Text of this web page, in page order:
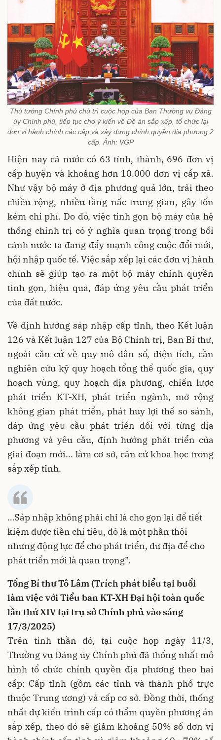
Thủ tướng Chính phủ chủ trì cuộc họp của Ban Thường vụ Đảng
ủy Chính phủ, tiếp tục cho ý kiến về Đề án sắp xếp, tổ chức lại
đơn vị hành chính các cấp và xây dựng chính quyền địa phương 2
cấp. Ảnh: VGP
Hiện nay cả nước có 63 tỉnh, thành, 696 đơn vị
cấp huyện và khoảng hơn 10.000 đơn vị cấp xã.
Như vậy bộ máy ở địa phương quá lớn, trải theo
chiều rộng, nhiều tầng nấc trung gian, gây tốn
kém chi phí. Do đó, việc tinh gọn bộ máy của hệ
thống chính trị có ý nghĩa quan trọng trong bối
cảnh nước ta đang đẩy mạnh công cuộc đổi mới,
hội nhập quốc tế. Việc sắp xếp lại các đơn vị hành
chính sẽ giúp tạo ra một bộ máy chính quyền
tinh gọn, hiệu quả, đáp ứng yêu cầu phát triển
của đất nước.
Về định hướng sáp nhập cấp tỉnh, theo Kết luận
126 và Kết luận 127 của Bộ Chính trị, Ban Bí thư,
ngoài căn cứ về quy mô dân số, diện tích, cần
nghiên cứu kỹ quy hoạch tổng thể quốc gia, quy
hoạch vùng, quy hoạch địa phương, chiến lược
phát triển KT-XH, phát triển ngành, mở rộng
không gian phát triển, phát huy lợi thế so sánh,
đáp ứng yêu cầu phát triển đối với từng địa
phương và yêu cầu, định hướng phát triển của
giai đoạn mới... làm cơ sở, căn cứ khoa học trong
sắp xếp tỉnh.
…Sáp nhập không phải chỉ là cho gọn lại để tiết
kiệm được tiền chi tiêu, đó là một phần thôi
nhưng động lực để cho phát triển, dư địa để cho
phát triển mới là quan trọng”.
Tổng Bí thư Tô Lâm (Trích phát biểu tại buổi
làm việc với Tiểu ban KT-XH Đại hội toàn quốc
lần thứ XIV tại trụ sở Chính phủ vào sáng
17/3/2025)
Trên tinh thần đó, tại cuộc họp ngày 11/3,
Thường vụ Đảng ủy Chính phủ đã thống nhất mô
hình tổ chức chính quyền địa phương theo hai
cấp: Cấp tỉnh (gồm các tỉnh và thành phố trực
thuộc Trung ương) và cấp cơ sở. Đồng thời, thống
nhất dự kiến trình cấp có thẩm quyền phương án
sắp xếp, theo đó sẽ giảm khoảng 50% số đơn vị